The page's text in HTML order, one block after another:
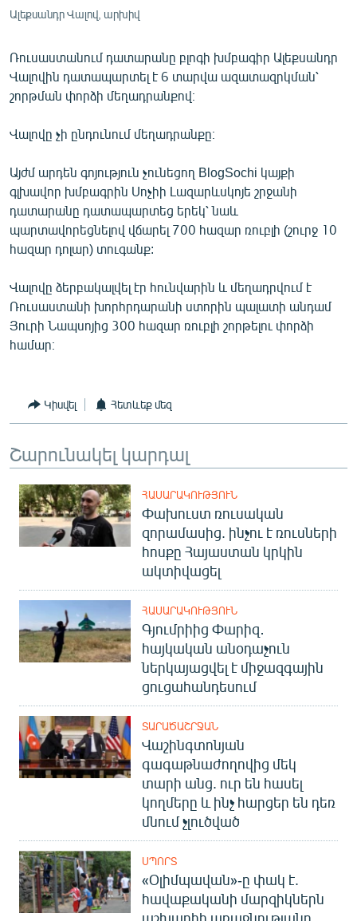
ՏԵՍԱՆՅՈՒԹԵՐ
ԲԱՆԱՎԵՃ
Հայերեն
English
Русский
ՀԵՏԵՎԵՔ ՄԵԶ
«Ազատության» բոլոր կայքերը
Ալեքսանդր Վալով, արխիվ
Ռուսաստանում դատարանը բլոգի խմբագիր Ալեքսանդր
Վալովին դատապարտել է 6 տարվա ազատազրկման՝
շորթման փորձի մեղադրանքով։
Վալովը չի ընդունում մեղադրանքը։
Այժմ արդեն գոյություն չունեցող BlogSochi կայքի
գլխավոր խմբագրին Սոչիի Լազարևսկոյե շրջանի
դատարանը դատապարտեց երեկ՝ նաև
պարտավորեցնելով վճարել 700 հազար ռուբլի (շուրջ 10
հազար դոլար) տուգանք:
Վալովը ձերբակալվել էր հունվարին և մեղադրվում է
Ռուսաստանի խորհրդարանի ստորին պալատի անդամ
Յուրի Նապսոյից 300 հազար ռուբլի շորթելու փորձի
համար։
Կիսվել Հետևեք մեզ
Շարունակել կարդալ
ՀԱՍԱՐԱԿՈՒԹՅՈՒՆ
Փախուստ ռուսական
զորամասից. ինչու է ռուսների
հոսքը Հայաստան կրկին
ակտիվացել
ՀԱՍԱՐԱԿՈՒԹՅՈՒՆ
Գյումրիից Փարիզ․
հայկական անօդաչուն
ներկայացվել է միջազգային
ցուցահանդեսում
ՏԱՐԱԾԱՇՐՋԱՆ
Վաշինգտոնյան
գագաթնաժողովից մեկ
տարի անց. ուր են հասել
կողմերը և ինչ հարցեր են դեռ
մնում չլուծված
ՍՊՈՐՏ
«Օլիմպավան»-ը փակ է.
հավաքականի մարզիկներն
աշխարհի առաջնությանը